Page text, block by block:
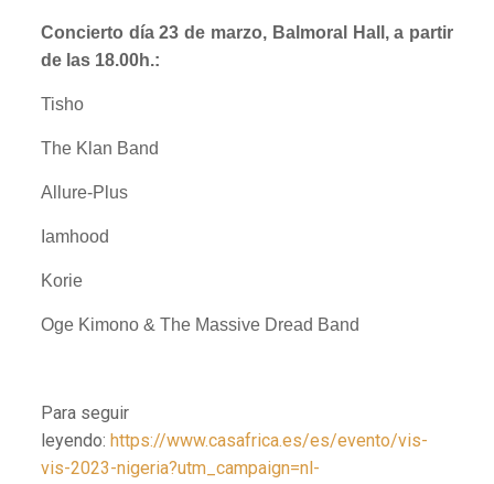
Concierto día 23 de marzo, Balmoral Hall, a partir
de las 18.00h.:
Tisho
The Klan Band
Allure-Plus
Iamhood
Korie
Oge Kimono & The Massive Dread Band
Para seguir
leyendo: https://www.casafrica.es/es/evento/vis-
vis-2023-nigeria?utm_campaign=nl-